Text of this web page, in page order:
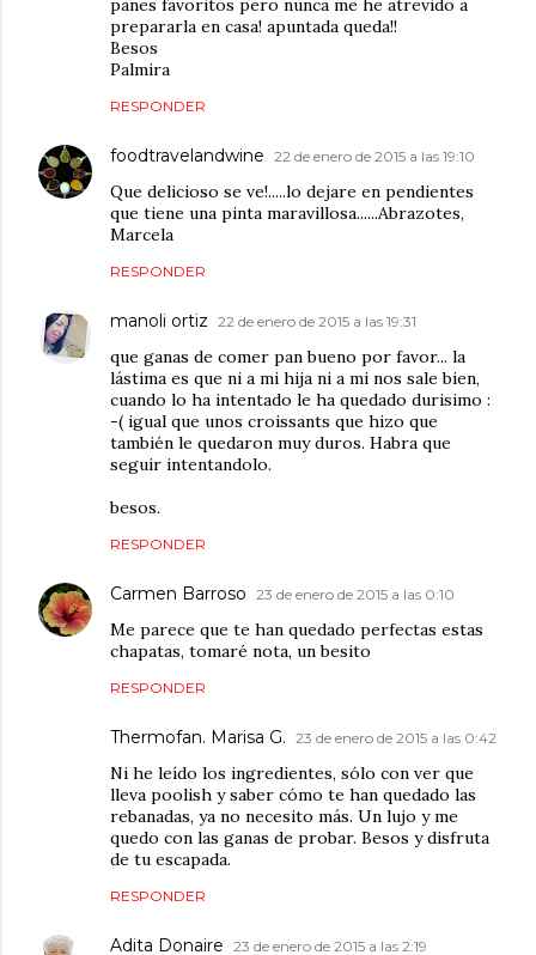
prepararla en casa! apuntada queda!!
Besos
Palmira
RESPONDER
foodtravelandwine 22 de enero de 2015 a las 19:10
Que delicioso se ve!.....lo dejare en pendientes
que tiene una pinta maravillosa......Abrazotes,
Marcela
RESPONDER
manoli ortiz 22 de enero de 2015 a las 19:31
que ganas de comer pan bueno por favor... la
lástima es que ni a mi hija ni a mi nos sale bien,
cuando lo ha intentado le ha quedado durisimo :
-( igual que unos croissants que hizo que
también le quedaron muy duros. Habra que
seguir intentandolo.
besos.
RESPONDER
Carmen Barroso 23 de enero de 2015 a las 0:10
Me parece que te han quedado perfectas estas
chapatas, tomaré nota, un besito
RESPONDER
Thermofan. Marisa G. 23 de enero de 2015 a las 0:42
Ni he leído los ingredientes, sólo con ver que
lleva poolish y saber cómo te han quedado las
rebanadas, ya no necesito más. Un lujo y me
quedo con las ganas de probar. Besos y disfruta
de tu escapada.
RESPONDER
Adita Donaire 23 de enero de 2015 a las 2:19